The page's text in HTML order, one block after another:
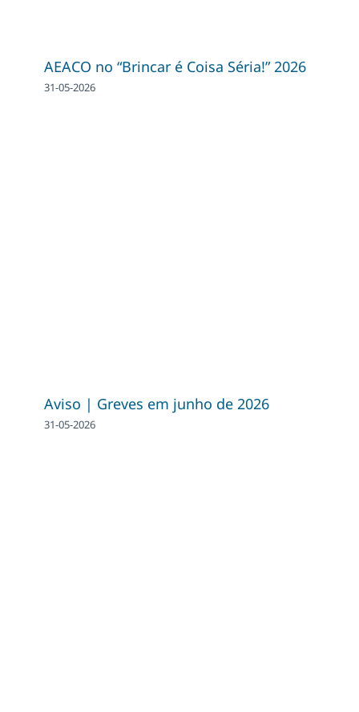
AEACO no “Brincar é Coisa Séria!” 2026
31-05-2026
Aviso | Greves em junho de 2026
31-05-2026